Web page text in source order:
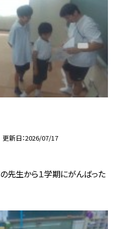
更新日 2026/07/17
先生から１学期にがんばった